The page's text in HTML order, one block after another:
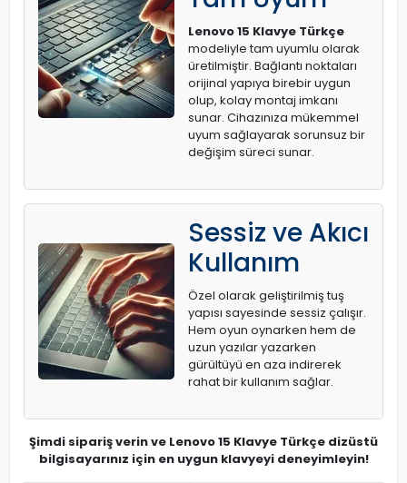
Lenovo 15 Klavye Türkçe
modeliyle tam uyumlu olarak
üretilmiştir. Bağlantı noktaları
orijinal yapıya birebir uygun
olup, kolay montaj imkanı
sunar. Cihazınıza mükemmel
uyum sağlayarak sorunsuz bir
değişim süreci sunar.
Sessiz ve Akıcı
Kullanım
Özel olarak geliştirilmiş tuş
yapısı sayesinde sessiz çalışır.
Hem oyun oynarken hem de
uzun yazılar yazarken
gürültüyü en aza indirerek
rahat bir kullanım sağlar.
Şimdi sipariş verin ve Lenovo 15 Klavye Türkçe dizüstü
bilgisayarınız için en uygun klavyeyi deneyimleyin!